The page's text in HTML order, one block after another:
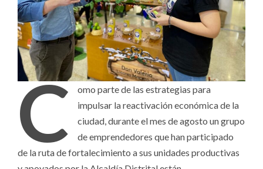
C
omo parte de las estrategias para
impulsar la reactivación económica de la
ciudad, durante el mes de agosto un grupo
de emprendedores que han participado
de la ruta de fortalecimiento a sus unidades productivas